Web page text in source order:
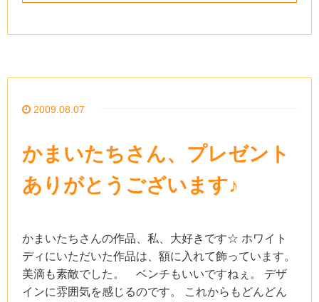
2009.08.07
かまいたちさん、プレゼント
ありがとうございます♪
かまいたちさんの作品、私、大好きです☆ ホワイト
ディにいただいた作品は、額に入れて飾っています。
美滴も素敵でした。 ベンチもいいですねぇ。 デザ
インに雰囲気を感じるのです。 これからもどんどん